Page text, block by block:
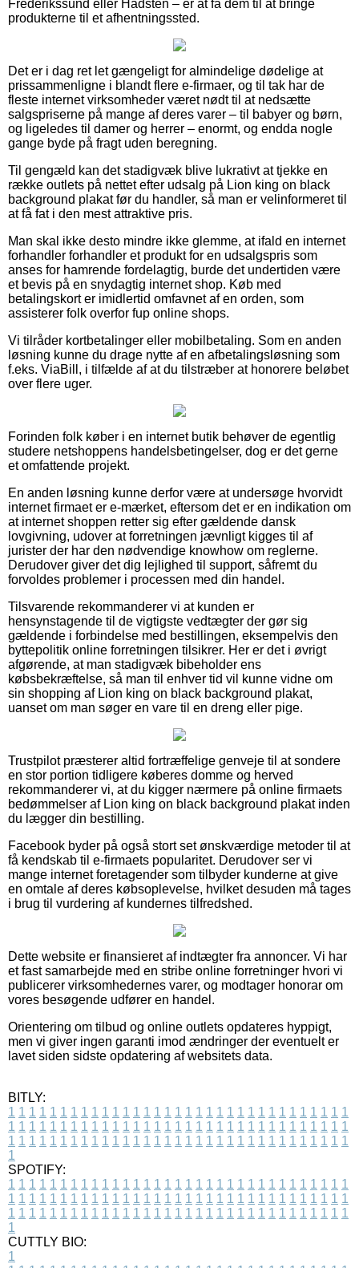
Frederikssund eller Hadsten – er at få dem til at bringe
produkterne til et afhentningssted.
Det er i dag ret let gængeligt for almindelige dødelige at
prissammenligne i blandt flere e-firmaer, og til tak har de
fleste internet virksomheder været nødt til at nedsætte
salgspriserne på mange af deres varer – til babyer og børn,
og ligeledes til damer og herrer – enormt, og endda nogle
gange byde på fragt uden beregning.
Til gengæld kan det stadigvæk blive lukrativt at tjekke en
række outlets på nettet efter udsalg på Lion king on black
background plakat før du handler, så man er velinformeret til
at få fat i den mest attraktive pris.
Man skal ikke desto mindre ikke glemme, at ifald en internet
forhandler forhandler et produkt for en udsalgspris som
anses for hamrende fordelagtig, burde det undertiden være
et bevis på en snydagtig internet shop. Køb med
betalingskort er imidlertid omfavnet af en orden, som
assisterer folk overfor fup online shops.
Vi tilråder kortbetalinger eller mobilbetaling. Som en anden
løsning kunne du drage nytte af en afbetalingsløsning som
f.eks. ViaBill, i tilfælde af at du tilstræber at honorere beløbet
over flere uger.
Forinden folk køber i en internet butik behøver de egentlig
studere netshoppens handelsbetingelser, dog er det gerne
et omfattende projekt.
En anden løsning kunne derfor være at undersøge hvorvidt
internet firmaet er e-mærket, eftersom det er en indikation om
at internet shoppen retter sig efter gældende dansk
lovgivning, udover at forretningen jævnligt kigges til af
jurister der har den nødvendige knowhow om reglerne.
Derudover giver det dig lejlighed til support, såfremt du
forvoldes problemer i processen med din handel.
Tilsvarende rekommanderer vi at kunden er
hensynstagende til de vigtigste vedtægter der gør sig
gældende i forbindelse med bestillingen, eksempelvis den
byttepolitik online forretningen tilsikrer. Her er det i øvrigt
afgørende, at man stadigvæk bibeholder ens
købsbekræftelse, så man til enhver tid vil kunne vidne om
sin shopping af Lion king on black background plakat,
uanset om man søger en vare til en dreng eller pige.
Trustpilot præsterer altid fortræffelige genveje til at sondere
en stor portion tidligere køberes domme og herved
rekommanderer vi, at du kigger nærmere på online firmaets
bedømmelser af Lion king on black background plakat inden
du lægger din bestilling.
Facebook byder på også stort set ønskværdige metoder til at
få kendskab til e-firmaets popularitet. Derudover ser vi
mange internet foretagender som tilbyder kunderne at give
en omtale af deres købsoplevelse, hvilket desuden må tages
i brug til vurdering af kundernes tilfredshed.
Dette website er finansieret af indtægter fra annoncer. Vi har
et fast samarbejde med en stribe online forretninger hvori vi
publicerer virksomhedernes varer, og modtager honorar om
vores besøgende udfører en handel.
Orientering om tilbud og online outlets opdateres hyppigt,
men vi giver ingen garanti imod ændringer der eventuelt er
lavet siden sidste opdatering af websitets data.
BITLY:
1 1 1 1 1 1 1 1 1 1 1 1 1 1 1 1 1 1 1 1 1 1 1 1 1 1 1 1 1 1 1 1 1
1 1 1 1 1 1 1 1 1 1 1 1 1 1 1 1 1 1 1 1 1 1 1 1 1 1 1 1 1 1 1 1 1
1 1 1 1 1 1 1 1 1 1 1 1 1 1 1 1 1 1 1 1 1 1 1 1 1 1 1 1 1 1 1 1 1
1
SPOTIFY:
1 1 1 1 1 1 1 1 1 1 1 1 1 1 1 1 1 1 1 1 1 1 1 1 1 1 1 1 1 1 1 1 1
1 1 1 1 1 1 1 1 1 1 1 1 1 1 1 1 1 1 1 1 1 1 1 1 1 1 1 1 1 1 1 1 1
1 1 1 1 1 1 1 1 1 1 1 1 1 1 1 1 1 1 1 1 1 1 1 1 1 1 1 1 1 1 1 1 1
1
CUTTLY BIO:
1